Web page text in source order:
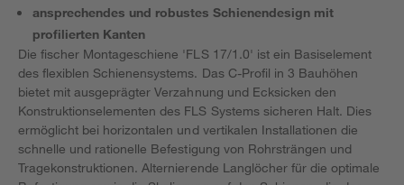
ansprechendes und robustes Schienendesign mit
profilierten Kanten
Die fischer Montageschiene 'FLS 17/1.0' ist ein Basiselement
des flexiblen Schienensystems. Das C-Profil in 3 Bauhöhen
bietet mit ausgeprägter Verzahnung und Ecksicken den
Konstruktionselementen des FLS Systems sicheren Halt. Dies
ermöglicht bei horizontalen und vertikalen Installationen die
schnelle und rationelle Befestigung von Rohrsträngen und
Tragekonstruktionen. Alternierende Langlöcher für die optimale